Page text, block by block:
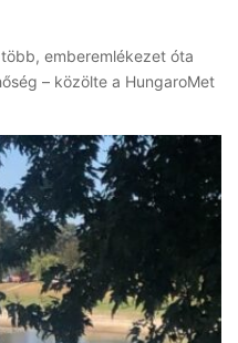
emberemlékezet óta
– közölte a HungaroMet